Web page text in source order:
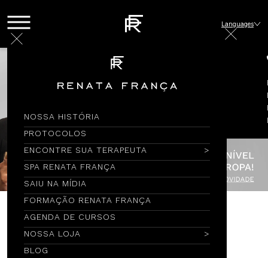
NOSSA HISTÓRIA
PROTOCOLOS
ENCONTRE SUA TERAPEUTA
SPA RENATA FRANÇA
SAIU NA MÍDIA
FORMAÇÃO RENATA FRANÇA
AGENDA DE CURSOS
NOSSA LOJA
BLOG
Languages
Encontre por Nome